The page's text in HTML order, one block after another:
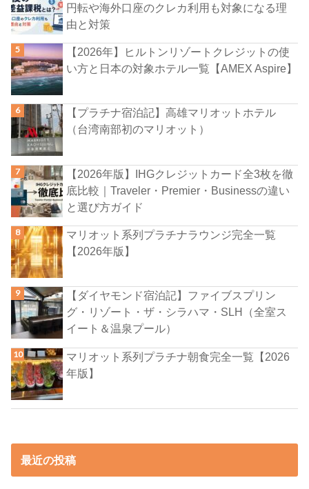
円転や海外口座のクレカ利用も対象になる理
由と対策
【2026年】ヒルトンリゾートクレジットの使
い方と日本の対象ホテル一覧【AMEX Aspire】
【プラチナ宿泊記】高雄マリオットホテル
（台湾南部初のマリオット）
【2026年版】IHGクレジットカード全3枚を徹
底比較｜Traveler・Premier・Businessの違い
と選び方ガイド
マリオット系列プラチナラウンジ完全一覧
【2026年版】
【ダイヤモンド宿泊記】ファイブスプリン
グ・リゾート・ザ・シラハマ・SLH（全室ス
イート＆温泉プール）
マリオット系列プラチナ朝食完全一覧【2026
年版】
最近の投稿